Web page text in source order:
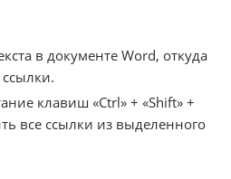
в документе Word, откуда
клавиш «Ctrl» + «Shift» +
все ссылки из выделенного